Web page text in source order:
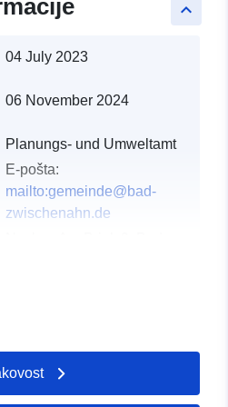
keyboard_arrow_up
04 July 2023
06 November 2024
Planungs- und Umweltamt
E-pošta:
mailto:gemeinde@bad-
zwischenahn.de
Dodano v data.europa.eu:
2026